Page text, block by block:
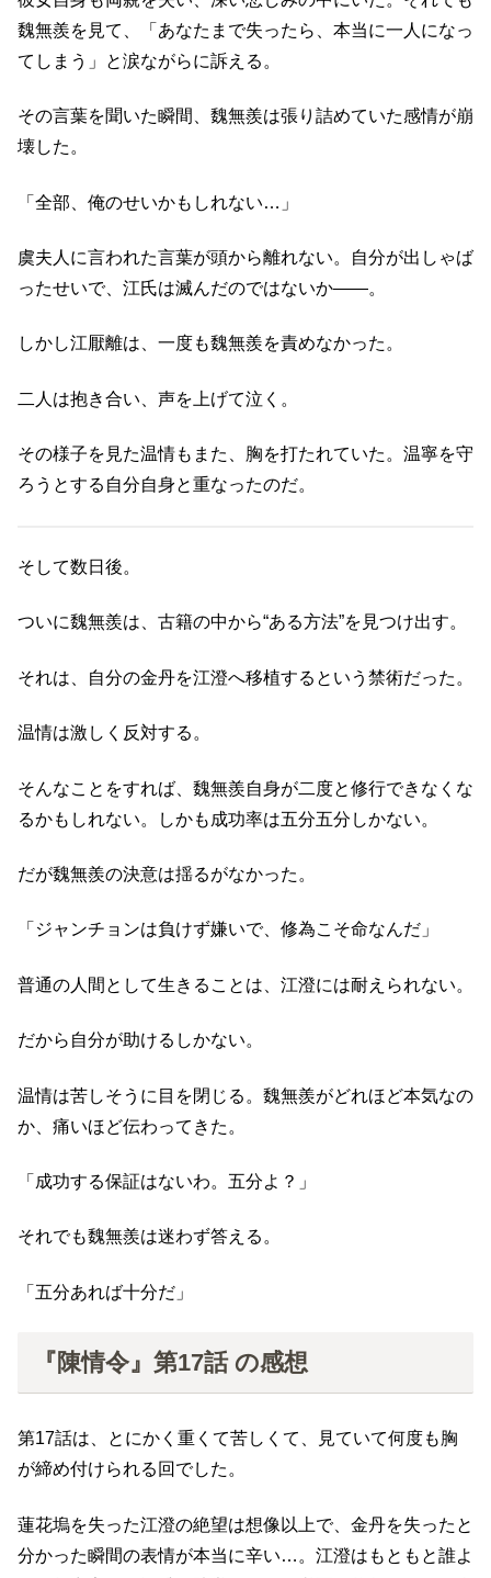
魏無羨を見て、「あなたまで失ったら、本当に一人になっ
てしまう」と涙ながらに訴える。
その言葉を聞いた瞬間、魏無羨は張り詰めていた感情が崩
壊した。
「全部、俺のせいかもしれない…」
虞夫人に言われた言葉が頭から離れない。自分が出しゃば
ったせいで、江氏は滅んだのではないか――。
しかし江厭離は、一度も魏無羨を責めなかった。
二人は抱き合い、声を上げて泣く。
その様子を見た温情もまた、胸を打たれていた。温寧を守
ろうとする自分自身と重なったのだ。
そして数日後。
ついに魏無羨は、古籍の中から“ある方法”を見つけ出す。
それは、自分の金丹を江澄へ移植するという禁術だった。
温情は激しく反対する。
そんなことをすれば、魏無羨自身が二度と修行できなくな
るかもしれない。しかも成功率は五分五分しかない。
だが魏無羨の決意は揺るがなかった。
「ジャンチョンは負けず嫌いで、修為こそ命なんだ」
普通の人間として生きることは、江澄には耐えられない。
だから自分が助けるしかない。
温情は苦しそうに目を閉じる。魏無羨がどれほど本気なの
か、痛いほど伝わってきた。
「成功する保証はないわ。五分よ？」
それでも魏無羨は迷わず答える。
「五分あれば十分だ」
『陳情令』第17話 の感想
第17話は、とにかく重くて苦しくて、見ていて何度も胸
が締め付けられる回でした。
蓮花塢を失った江澄の絶望は想像以上で、金丹を失ったと
分かった瞬間の表情が本当に辛い…。江澄はもともと誰よ